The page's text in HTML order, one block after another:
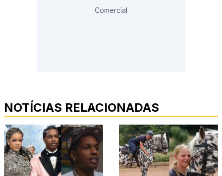
Comercial
NOTÍCIAS RELACIONADAS